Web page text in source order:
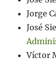
Jorge
José
Víctor